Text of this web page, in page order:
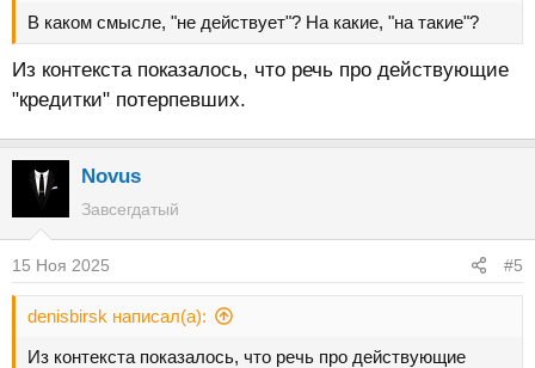
В каком смысле, "не действует"? На какие, "на такие"?
Из контекста показалось, что речь про действующие
"кредитки" потерпевших.
Novus
Завсегдатый
15 Ноя 2025 #5
denisbirsk написал(а):
Из контекста показалось, что речь про действующие